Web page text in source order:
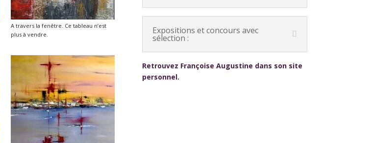
A travers la fenêtre. Ce tableau n’est
plus à vendre.
Expositions et concours avec
sélection :
Retrouvez Françoise Augustine dans son site
personnel.